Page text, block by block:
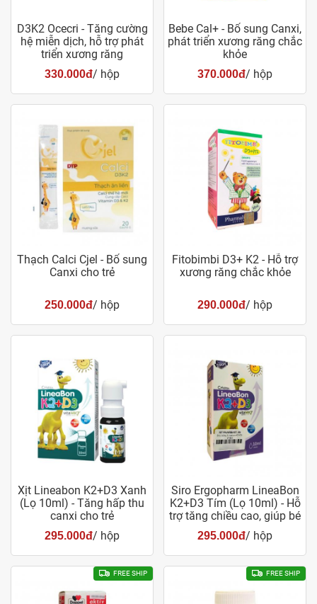
D3K2 Ocecri - Tăng cường
hệ miễn dịch, hỗ trợ phát
triển xương răng
330.000đ/ hộp
Bebe Cal+ - Bổ sung Canxi,
phát triển xương răng chắc
khỏe
370.000đ/ hộp
Thạch Calci Cjel - Bổ sung
Canxi cho trẻ
250.000đ/ hộp
Fitobimbi D3+ K2 - Hỗ trợ
xương răng chắc khỏe
290.000đ/ hộp
Xịt Lineabon K2+D3 Xanh
(Lọ 10ml) - Tăng hấp thu
canxi cho trẻ
295.000đ/ hộp
Siro Ergopharm LineaBon
K2+D3 Tím (Lọ 10ml) - Hỗ
trợ tăng chiều cao, giúp bé
khỏe mạnh
295.000đ/ hộp
FREE SHIP FREE SHIP